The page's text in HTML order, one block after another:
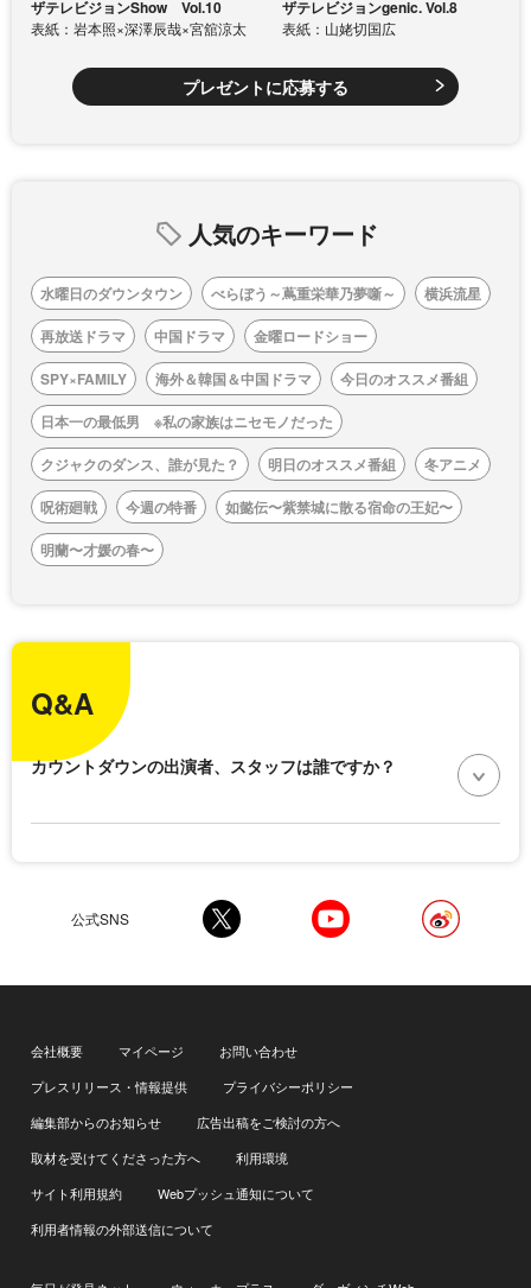
ザテレビジョンShow Vol.10
表紙：岩本照×深澤辰哉×宮舘涼太
ザテレビジョンgenic. Vol.8
表紙：山姥切国広
プレゼントに応募する
人気のキーワード
水曜日のダウンタウン べらぼう～蔦重栄華乃夢噺～
横浜流星
再放送ドラマ
中国ドラマ
金曜ロードショー
SPY×FAMILY
海外＆韓国＆中国ドラマ
今日のオススメ番組
日本一の最低男 ※私の家族はニセモノだった
クジャクのダンス、誰が見た？
明日のオススメ番組
冬アニメ
呪術廻戦
今週の特番
如懿伝〜紫禁城に散る宿命の王妃〜
明蘭〜才媛の春〜
Q&A
カウントダウンの出演者、スタッフは誰ですか？
公式SNS
会社概要 マイページ
お問い合わせ
プレスリリース・情報提供
プライバシーポリシー
編集部からのお知らせ
広告出稿をご検討の方へ
取材を受けてくださった方へ
利用環境
サイト利用規約
Webプッシュ通知について
利用者情報の外部送信について